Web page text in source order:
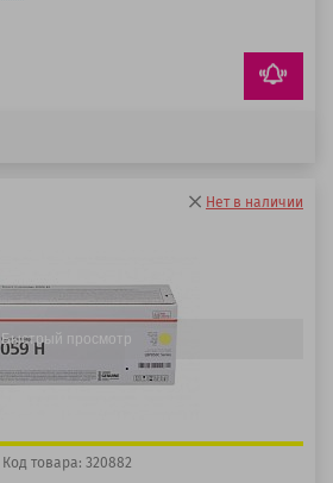
Нет в наличии
Быстрый просмотр
Код товара: 320882